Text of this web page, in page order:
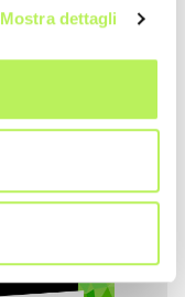
Mostra dettagli